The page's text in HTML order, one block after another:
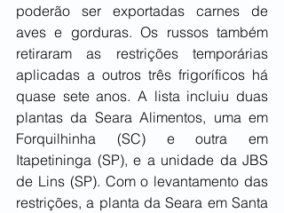
poderão ser exportadas carnes de
aves e gorduras. Os russos também
retiraram as restrições temporárias
aplicadas a outros três frigoríficos há
quase sete anos. A lista incluiu duas
plantas da Seara Alimentos, uma em
Forquilhinha (SC) e outra em
Itapetininga (SP), e a unidade da JBS
de Lins (SP). Com o levantamento das
restrições, a planta da Seara em Santa